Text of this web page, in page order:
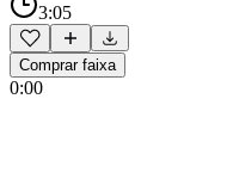
3:05
Comprar faixa
0:00